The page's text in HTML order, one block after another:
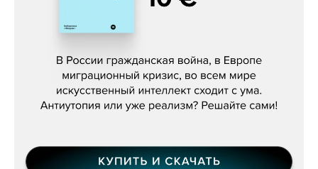
Константин Зарубин, «Наше сердце